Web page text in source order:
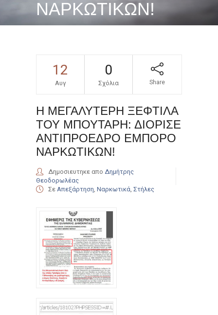
ΝΑΡΚΩΤΙΚΩΝ!
12
Αυγ
0
Σχόλια Share
Η ΜΕΓΑΛΥΤΕΡΗ ΞΕΦΤΙΛΑ
ΤΟΥ ΜΠΟΥΤΑΡΗ: ΔΙΟΡΙΣΕ
ΑΝΤΙΠΡΟΕΔΡΟ ΕΜΠΟΡΟ
ΝΑΡΚΩΤΙΚΩΝ!
Δημοσιευτηκε απο Δημήτρης
Θεοδορωλέας
Σε Απεξάρτηση Ναρκωτικά Στήλες